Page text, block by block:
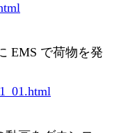
EMS で荷物を発